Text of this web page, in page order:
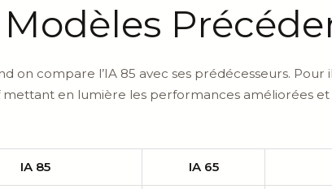
on compare l’IA 85 avec ses prédécesseurs. Pour
en lumière les performances améliorées et
IA 85 IA 65